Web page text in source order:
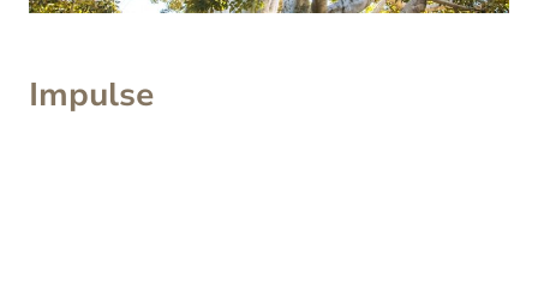
Impulse